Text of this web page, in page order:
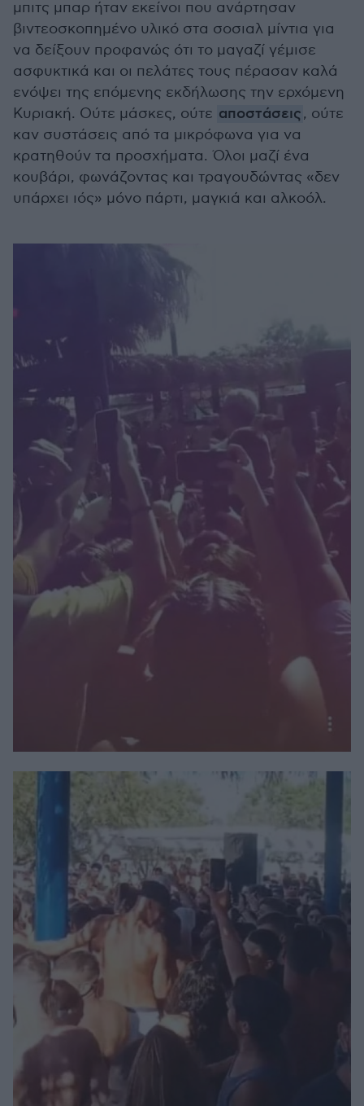
μπιτς μπαρ ήταν εκείνοι που ανάρτησαν
βιντεοσκοπημένο υλικό στα σοσιαλ μίντια για
να δείξουν προφανώς ότι το μαγαζί γέμισε
ασφυκτικά και οι πελάτες τους πέρασαν καλά
ενόψει της επόμενης εκδήλωσης την ερχόμενη
Κυριακή. Ούτε μάσκες, ούτε αποστάσεις, ούτε
καν συστάσεις από τα μικρόφωνα για να
κρατηθούν τα προσχήματα. Όλοι μαζί ένα
κουβάρι, φωνάζοντας και τραγουδώντας «δεν
υπάρχει ιός» μόνο πάρτι, μαγκιά και αλκοόλ.